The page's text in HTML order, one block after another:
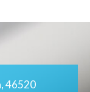
46520